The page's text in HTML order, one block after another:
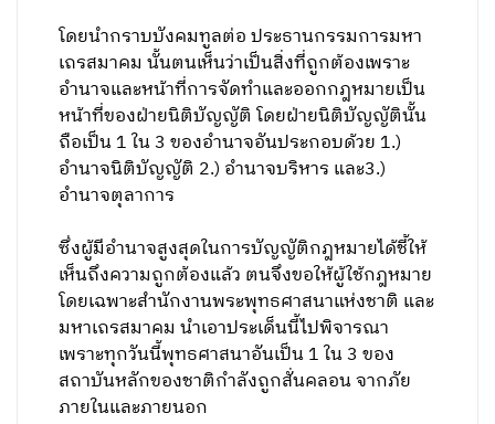
โดยนำกราบบังคมทูลต่อ ประธานกรรมการมหา
เถรสมาคม นั้นตนเห็นว่าเป็นสิ่งที่ถูกต้องเพราะ
อำนาจและหน้าที่การจัดทำและออกกฎหมายเป็น
หน้าที่ของฝ่ายนิติบัญญัติ โดยฝ่ายนิติบัญญัตินั้น
ถือเป็น 1 ใน 3 ของอำนาจอันประกอบด้วย 1.)
อำนาจนิติบัญญัติ 2.) อำนาจบริหาร และ3.)
อำนาจตุลาการ
ซึ่งผู้มีอำนาจสูงสุดในการบัญญัติกฎหมายได้ชี้ให้
เห็นถึงความถูกต้องแล้ว ตนจึงขอให้ผู้ใช้กฎหมาย
โดยเฉพาะสำนักงานพระพุทธศาสนาแห่งชาติ และ
มหาเถรสมาคม นำเอาประเด็นนี้ไปพิจารณา
เพราะทุกวันนี้พุทธศาสนาอันเป็น 1 ใน 3 ของ
สถาบันหลักของชาติกำลังถูกสั่นคลอน จากภัย
ภายในและภายนอก